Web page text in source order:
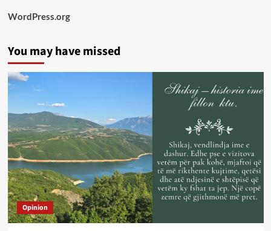
WordPress.org
You may have missed
Opinion